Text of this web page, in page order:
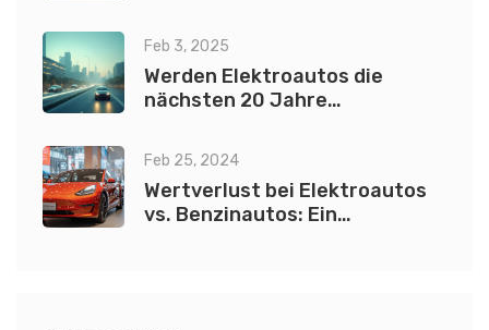
relevant?
Feb 3, 2025
Werden Elektroautos die
nächsten 20 Jahre
Feb 25, 2024
Wertverlust bei Elektroautos
vs. Benzinautos: Ein